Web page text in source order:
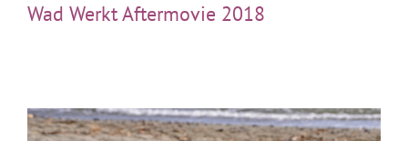
Wad Werkt Aftermovie 2018